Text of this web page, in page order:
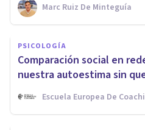
Marc Ruiz De Minteguía
PSICOLOGÍA
Comparación social en
nuestra autoestima sin
Escuela Europea De